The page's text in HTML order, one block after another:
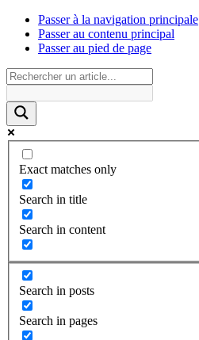
Passer à la navigation principale
Passer au contenu principal
Passer au pied de page
Exact matches only
Search in title
Search in content
Search in posts
Search in pages